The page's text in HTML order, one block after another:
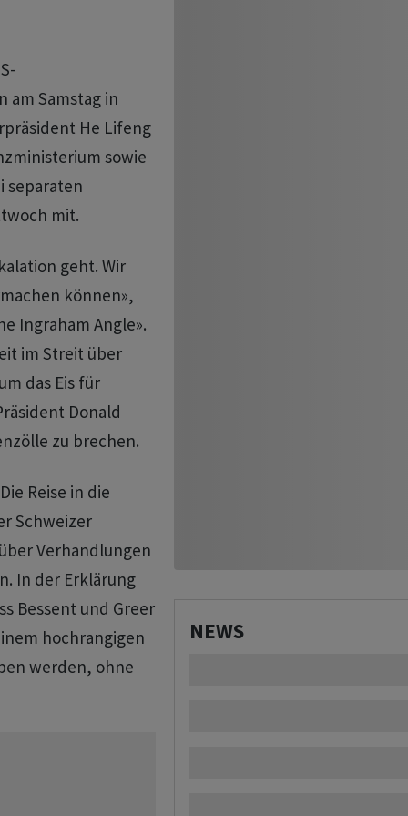
am Samstag in
He Lifeng
sowie
separaten
mit.
geht. Wir
können»,
Ingraham Angle».
im Streit über
das Eis für
Donald
zu brechen.
Reise in die
Schweizer
Verhandlungen
In der Erklärung
Bessent und Greer
hochrangigen
werden, ohne
NEWS